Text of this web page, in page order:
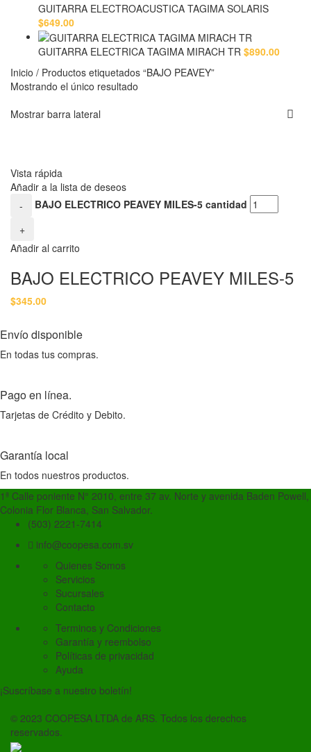
GUITARRA ELECTROACUSTICA TAGIMA SOLARIS
$649.00
GUITARRA ELECTRICA TAGIMA MIRACH TR $890.00
Inicio / Productos etiquetados “BAJO PEAVEY”
Mostrando el único resultado
Mostrar barra lateral
Vista rápida
Añadir a la lista de deseos
-
BAJO ELECTRICO PEAVEY MILES-5 cantidad
+
Añadir al carrito
BAJO ELECTRICO PEAVEY MILES-5
$345.00
Envío disponible
En todas tus compras.
Pago en línea.
Tarjetas de Crédito y Debito.
Garantía local
En todos nuestros productos.
1ª Calle poniente N° 2010, entre 37 av. Norte y avenida Baden Powell,
Colonia Flor Blanca, San Salvador.
(503) 2221-7414
info@coopesa.com.sv
Quienes Somos
Servicios
Sucursales
Contacto
Terminos y Condiciones
Garantía y reembolso
Políticas de privacidad
Ayuda
¡Suscríbase a nuestro boletín!
© 2023 COOPESA LTDA de ARS. Todos los derechos
reservados.